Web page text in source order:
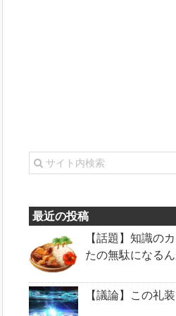
最近の投稿
【話題】知識の
たの無駄になる
【議論】この礼